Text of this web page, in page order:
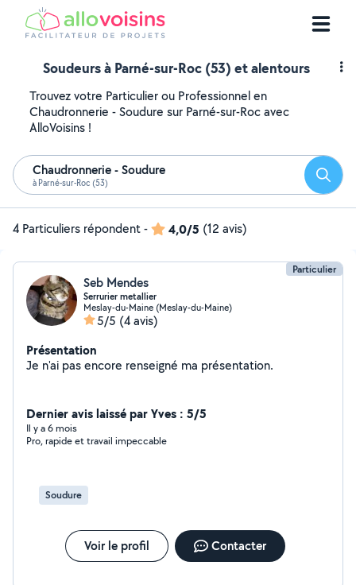
Soudeurs à Parné-sur-Roc (53) et alentours
Trouvez votre Particulier ou Professionnel en
Chaudronnerie - Soudure sur Parné-sur-Roc avec
AlloVoisins !
Chaudronnerie - Soudure
à Parné-sur-Roc (53)
4 Particuliers répondent- 4,0/5 (12 avis)
Particulier
Seb Mendes
Serrurier metallier
Meslay-du-Maine (Meslay-du-Maine)
5/5 (4 avis)
Présentation
Je n'ai pas encore renseigné ma présentation.
Dernier avis laissé par Yves : 5/5
Il y a 6 mois
Pro, rapide et travail impeccable
Soudure
Voir le profil Contacter